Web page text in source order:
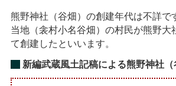
熊野神社（谷畑）の創建年代は不詳で
当地（衾村小名谷畑）の村民が熊野大
て創建したといいます。
新編武蔵風土記稿による熊野神社